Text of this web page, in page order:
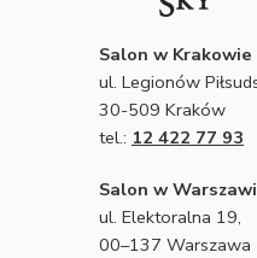
Salon w Krakowie
ul. Legionów
30-509 Kraków
tel.: 12 422 77 93
Salon w
ul. Elektoralna 19,
00–137 Warszawa